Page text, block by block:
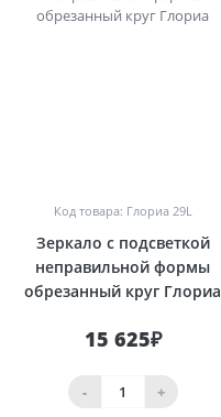
Код товара: Глориа 29L
Зеркало с подсветкой
неправильной формы
обрезанный круг Глориа
15 625₽
- +